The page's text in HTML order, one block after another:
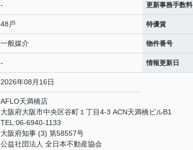
- 更新事務手数料
48戸 特優賃
一般媒介 物件番号
- 情報更新日
2026年08月16日
AFLO天満橋店
大阪府大阪市中央区谷町１丁目4-3 ACN天満橋ビルB1
TEL:06-6940-1133
大阪府知事 (3) 第58557号
公益社団法人 全日本不動産協会